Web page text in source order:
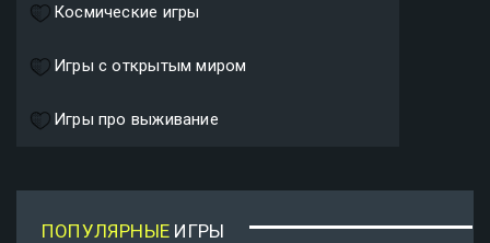
Космические игры
Игры с открытым миром
Игры про выживание
ПОПУЛЯРНЫЕ ИГРЫ